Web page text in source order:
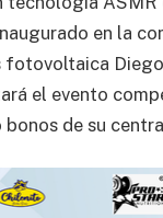
en la
el evento
de su